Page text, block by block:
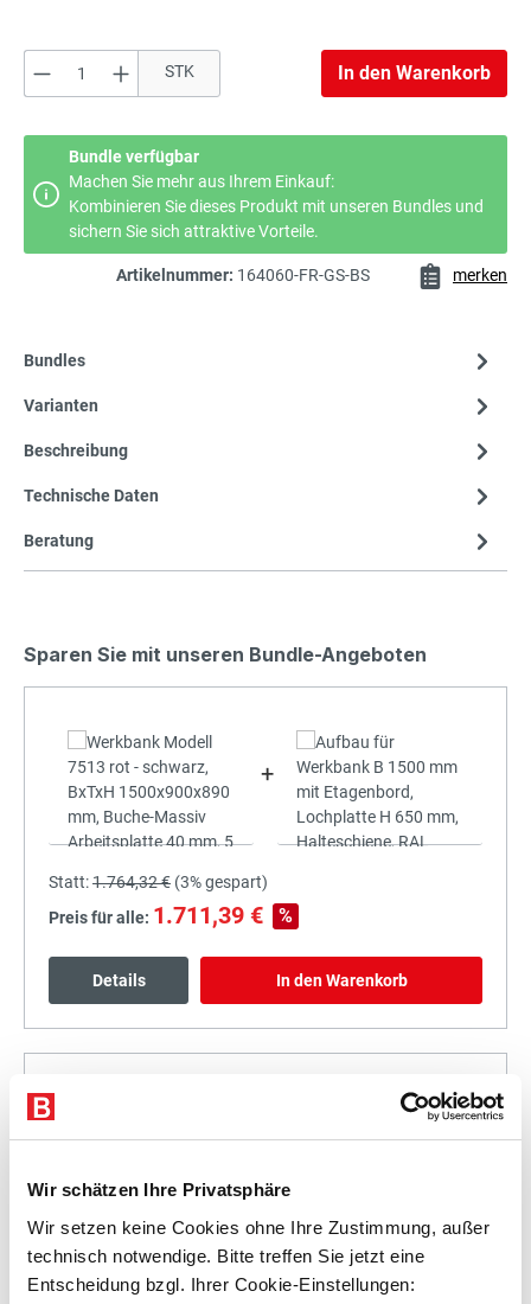
Wir schätzen Ihre Privatsphäre
Wir setzen keine Cookies ohne Ihre Zustimmung, außer
technisch notwendige. Bitte treffen Sie jetzt eine
Entscheidung bzgl. Ihrer Cookie-Einstellungen:
Produkt Anzahl: Gib den gewünschten
STK In den Warenkorb
Bundle verfügbar
Machen Sie mehr aus Ihrem Einkauf:
Kombinieren Sie dieses Produkt mit unseren Bundles und
sichern Sie sich attraktive Vorteile.
Artikelnummer: 164060-FR-GS-BS merken
Bundles
Varianten
Beschreibung
Technische Daten
Beratung
Sparen Sie mit unseren Bundle-Angeboten
+
Statt:1.764,32 € (3%gespart)
Preis für alle: 1.711,39 € %
Details In den Warenkorb
+
Statt: 1.927,18 € (3%
gespart)
Preis für alle:1.869,36 € %